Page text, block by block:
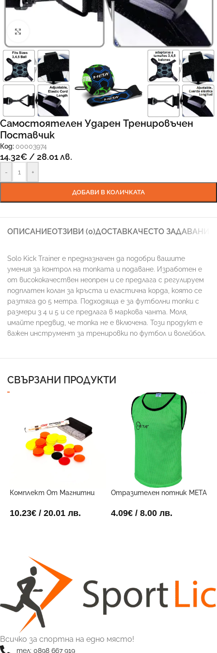
Самостоятелен Ударен Тренировъчен
Поставчик
Код: 00003974
14.32€ / 28.01 лв.
- +
ДОБАВИ В КОЛИЧКАТА
ОПИСАНИЕОТЗИВИ (0)ДОСТАВКАЧЕСТО ЗАДАВАНИ
Solo Kick Trainer е предназначен да подобри вашите
умения за контрол на топката и подаване. Изработен е
от висококачествен неопрен и се предлага с регулируем
подплатен колан за кръста и еластична корда, която се
разтяга до 5 метра. Подходяща е за футболни топки с
размери 3 4 и 5 и се предлага в маркова чанта. Моля,
имайте предвид, че топка не е включена. Този продукт е
важен инструмент за тренировки по футбол и волейбол.
СВЪРЗАНИ ПРОДУКТИ
Комплект От Магнитни
10.23€ / 20.01 лв.
Отразителен потник META
4.09€/ 8.00 лв.
Всичко за спортна на едно място!
тел: 0898 667 919